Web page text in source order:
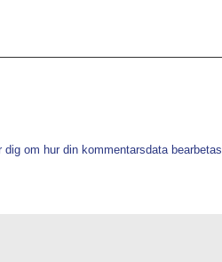
dig om hur din kommentarsdata bearbetas